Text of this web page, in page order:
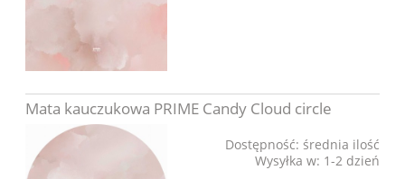
Mata kauczukowa PRIME Candy Cloud circle
Dostępność: średnia ilość
Wysyłka w: 1-2 dzień